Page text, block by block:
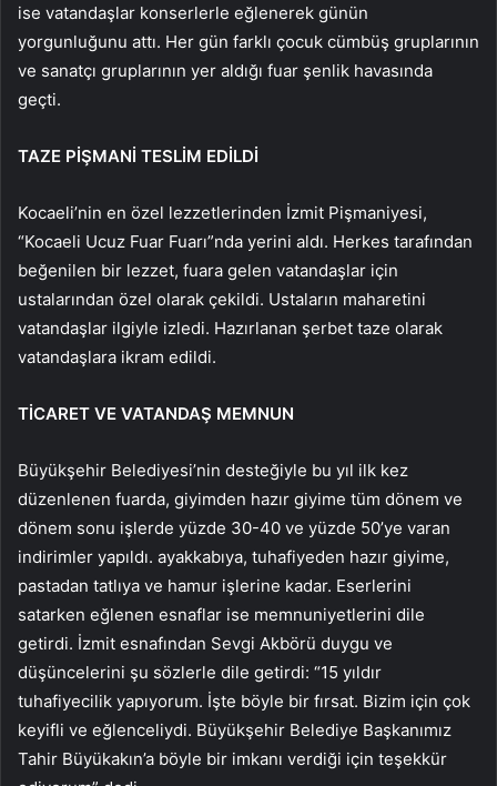
ise vatandaşlar konserlerle eğlenerek günün
yorgunluğunu attı. Her gün farklı çocuk cümbüş gruplarının
ve sanatçı gruplarının yer aldığı fuar şenlik havasında
geçti.
TAZE PİŞMANİ TESLİM EDİLDİ
Kocaeli’nin en özel lezzetlerinden İzmit Pişmaniyesi,
“Kocaeli Ucuz Fuar Fuarı”nda yerini aldı. Herkes tarafından
beğenilen bir lezzet, fuara gelen vatandaşlar için
ustalarından özel olarak çekildi. Ustaların maharetini
vatandaşlar ilgiyle izledi. Hazırlanan şerbet taze olarak
vatandaşlara ikram edildi.
TİCARET VE VATANDAŞ MEMNUN
Büyükşehir Belediyesi’nin desteğiyle bu yıl ilk kez
düzenlenen fuarda, giyimden hazır giyime tüm dönem ve
dönem sonu işlerde yüzde 30-40 ve yüzde 50’ye varan
indirimler yapıldı. ayakkabıya, tuhafiyeden hazır giyime,
pastadan tatlıya ve hamur işlerine kadar. Eserlerini
satarken eğlenen esnaflar ise memnuniyetlerini dile
getirdi. İzmit esnafından Sevgi Akbörü duygu ve
düşüncelerini şu sözlerle dile getirdi: “15 yıldır
tuhafiyecilik yapıyorum. İşte böyle bir fırsat. Bizim için çok
keyifli ve eğlenceliydi. Büyükşehir Belediye Başkanımız
Tahir Büyükakın’a böyle bir imkanı verdiği için teşekkür